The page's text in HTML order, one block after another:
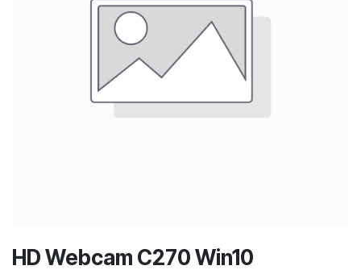
HD Webcam C270 Win10